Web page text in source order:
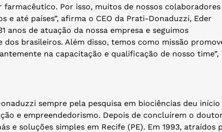
farmacêutico. Por isso, muitos de nossos colaboradores
e até países”, afirma o CEO da Prati-Donaduzzi, Eder
anos de atuação da nossa empresa e seguimos
dos brasileiros. Além disso, temos como missão
na capacitação e qualificação de nosso time”,
sempre pela pesquisa em biociências deu início
e empreendedorismo. Depois de concluírem o
e soluções simples em Recife (PE). Em 1993, atraídos